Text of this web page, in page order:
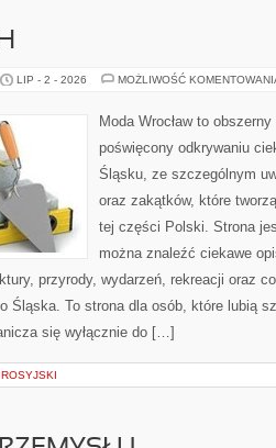
LIP - 2 - 2026 MOŻLIWOŚĆ
Moda Wrocław to
poświęcony odkrywaniu
Śląsku, ze szczególnym
oraz zakątków, które
tej części Polski. Strona
można znaleźć ciekawe
przyrody, wydarzeń, rekreacji oraz
Śląska. To strona dla osób, które lubią
się wyłącznie do […]